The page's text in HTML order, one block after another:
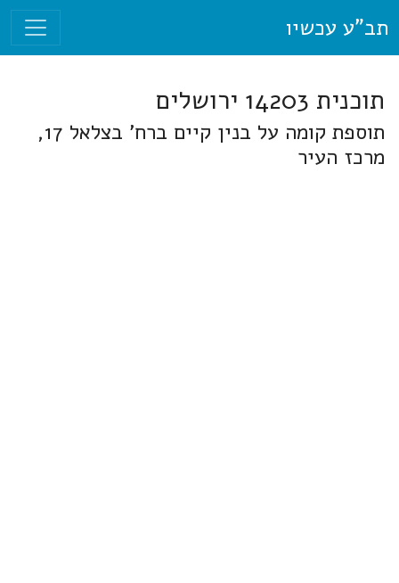
תב"ע עכשיו
תוכנית 14203 ירושלים
תוספת קומה על בנין קיים ברח' בצלאל 17,
מרכז העיר